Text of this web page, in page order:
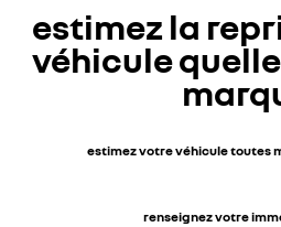
estimez la
véhicule
estimez votre véhicule toutes
renseignez votre